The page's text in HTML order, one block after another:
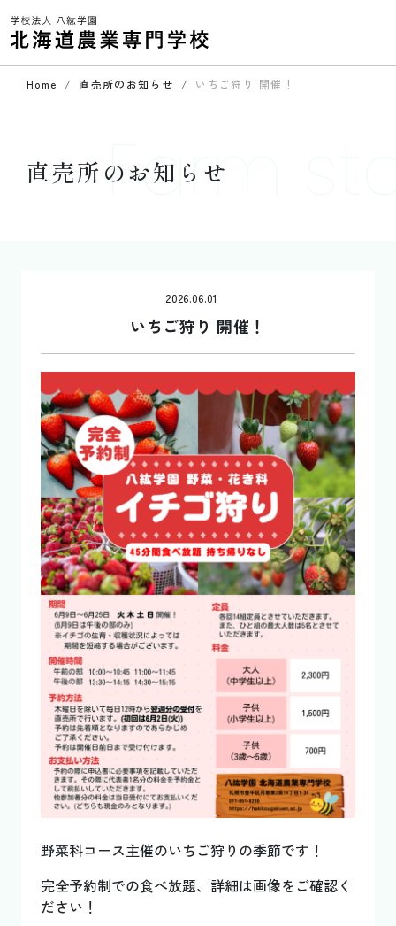
Home 直売所のお知らせ いちご狩り 開催！
直売所のお知らせ
Farm
2026.06.01
いちご狩り 開催！
野菜科コース主催のいちご狩りの季節です！
完全予約制での食べ放題、詳細は画像をご確認く
ださい！